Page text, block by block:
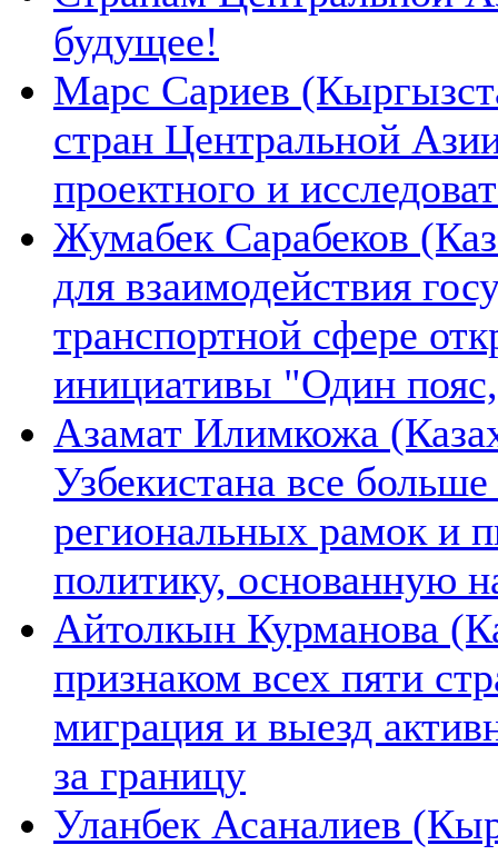
будущее!
Марс Сариев
стран Центральной
проектного и
Жумабек Сарабеков
для взаимодействия
транспортной сфере
инициативы "Один
Азамат Илимкожа
Узбекистана все
региональных рамок и
политику, основанную
Айтолкын Курманова
признаком всех пяти
миграция и выезд
за границу
Уланбек Асаналиев